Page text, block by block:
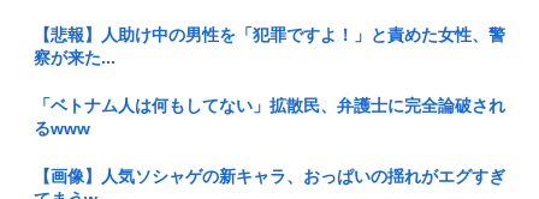
【悲報】人助け中の男性を「犯罪ですよ！」と責めた女性、警
察が来た...
「ベトナム人は何もしてない」拡散民、弁護士に完全論破され
るwww
【画像】人気ソシャゲの新キャラ、おっぱいの揺れがエグすぎ